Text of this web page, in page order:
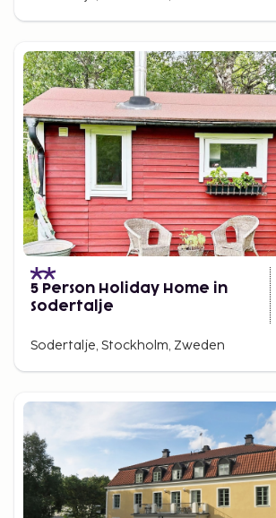
5 Person Holiday Home in
Sodertalje
Sodertalje, Stockholm, Zweden